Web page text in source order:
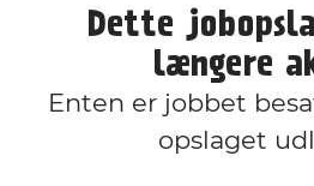
Dette
længere
Enten er jobbet
opslaget